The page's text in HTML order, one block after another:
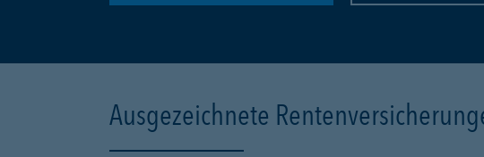
Ausgezeichnete